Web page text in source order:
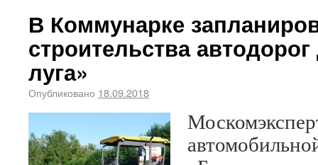
В Коммунарке
строительства
луга»
Опубликовано 18.09.2018